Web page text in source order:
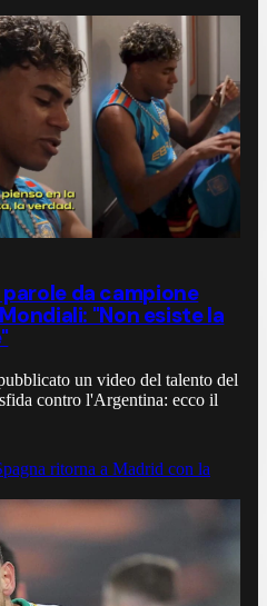
da campione
"Non esiste la
un video del talento del
contro l'Argentina: ecco il
ritorna a Madrid con la